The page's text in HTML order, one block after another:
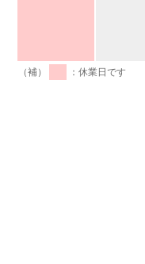
（補）
：休業日です